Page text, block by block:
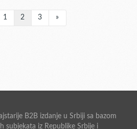
1 2 3 »
B2B izdanje u Srbiji sa bazom
subjekata iz Republike Srbije i